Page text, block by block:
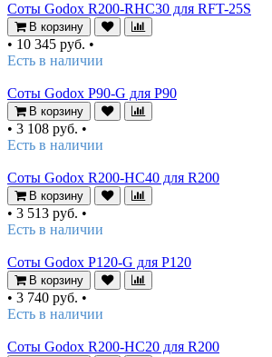
Соты Godox R200-RHC30 для RFT-25S
В корзину
• 10 345 руб. •
Есть в наличии
Соты Godox P90-G для P90
В корзину
• 3 108 руб. •
Есть в наличии
Соты Godox R200-HC40 для R200
В корзину
• 3 513 руб. •
Есть в наличии
Соты Godox P120-G для P120
В корзину
• 3 740 руб. •
Есть в наличии
Соты Godox R200-HC20 для R200